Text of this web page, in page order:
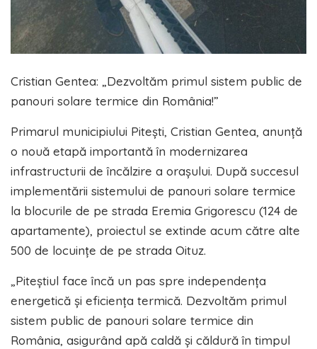
Cristian Gentea: „Dezvoltăm primul sistem public de
panouri solare termice din România!”
Primarul municipiului Pitești, Cristian Gentea, anunță
o nouă etapă importantă în modernizarea
infrastructurii de încălzire a orașului. După succesul
implementării sistemului de panouri solare termice
la blocurile de pe strada Eremia Grigorescu (124 de
apartamente), proiectul se extinde acum către alte
500 de locuințe de pe strada Oituz.
„Piteștiul face încă un pas spre independența
energetică și eficiența termică. Dezvoltăm primul
sistem public de panouri solare termice din
România, asigurând apă caldă și căldură în timpul